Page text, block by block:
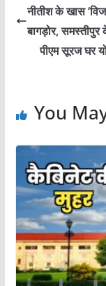
नीतीश के खास
बागड़ोर,
पीएम सूरज घर
You